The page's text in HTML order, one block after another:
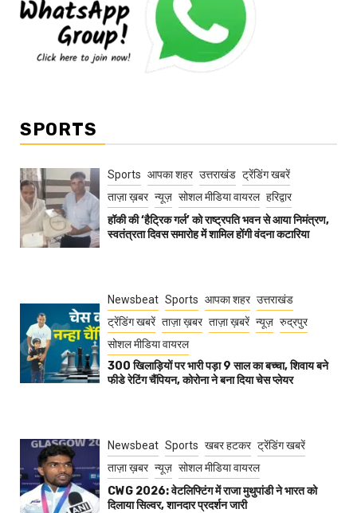
SPORTS
Sports आपका शहर उत्तराखंड ट्रेंडिंग खबरें
ताज़ा ख़बर न्यूज़ सोशल मीडिया वायरल हरिद्वार
हॉकी की ‘हैट्रिक गर्ल’ को राष्ट्रपति भवन से आया निमंत्रण,
स्वतंत्रता दिवस समारोह में शामिल होंगी वंदना कटारिया
Newsbeat Sports आपका शहर उत्तराखंड
ट्रेंडिंग खबरें ताज़ा ख़बर ताज़ा ख़बरें न्यूज़ रुद्रपुर
सोशल मीडिया वायरल
300 खिलाड़ियों पर भारी पड़ा 9 साल का बच्चा, शिवाय बने
फीडे रेटिंग चैंपियन, कोरोना ने बना दिया चेस प्लेयर
Newsbeat Sports खबर हटकर ट्रेंडिंग खबरें
ताज़ा ख़बर न्यूज़ सोशल मीडिया वायरल
CWG 2026: वेटलिफ्टिंग में राजा मुथुपांडी ने भारत को
दिलाया सिल्वर, शानदार प्रदर्शन जारी